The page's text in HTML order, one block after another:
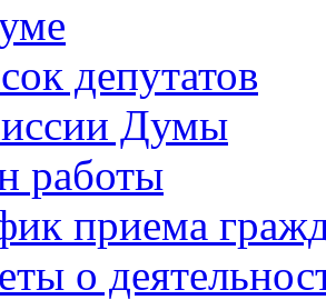
депутатов
Думы
работы
приема
о